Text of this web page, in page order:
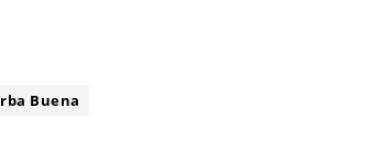
Buena